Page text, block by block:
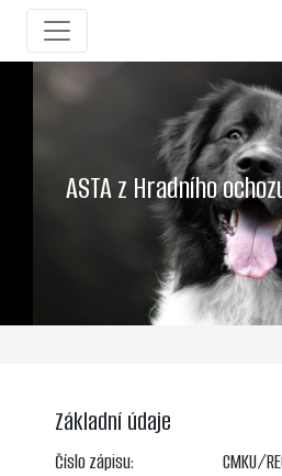
ASTA z Hradního
Základní údaje
Číslo zápisu:
CMKU/